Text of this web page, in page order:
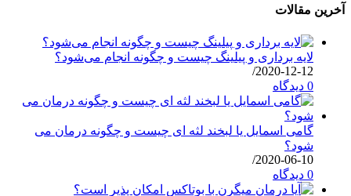
آخرین مقالات
لایه برداری و پیلینگ چیست و چگونه انجام می‌شود؟
2020-12-12
/
0 دیدگاه
گامی اسمایل یا لبخند لثه ای چیست و چگونه درمان می
شود؟
2020-06-10
/
0 دیدگاه